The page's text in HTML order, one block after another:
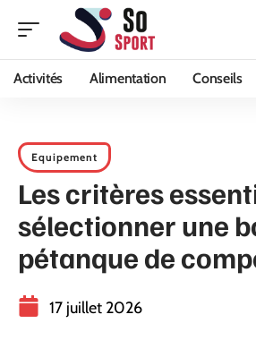
Activités Alimentation Conseils
Equipement
Les critères
sélectionner une
pétanque de
17 juillet 2026